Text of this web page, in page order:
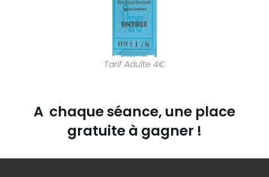
Tarif Adulte 4€
A chaque séance, une place
gratuite à gagner !